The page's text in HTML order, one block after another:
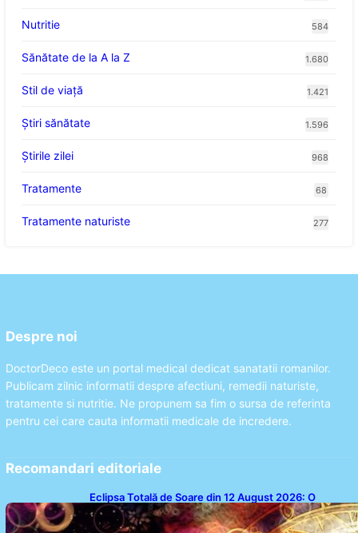
Nutritie 584
Sănătate de la A la Z 1.680
Stil de viaţă 1.421
Ştiri sănătate 1.596
Știrile zilei 968
Tratamente 68
Tratamente naturiste 277
Despre noi
DoctorDeco este un portal medical dedicat sanatatii romanilor.
Publicam zilnic informatii despre afectiuni, remedii naturiste,
tratamente si nutritie. Ne propunem sa fim o sursa de referinta
pentru cei care cauta informatii medicale de incredere.
Recomandari editoriale
Eclipsa Totală de Soare din 12 August 2026: O
Analiză a Impactului asupra Trei Zodii și a Ciclului de
18 Ani